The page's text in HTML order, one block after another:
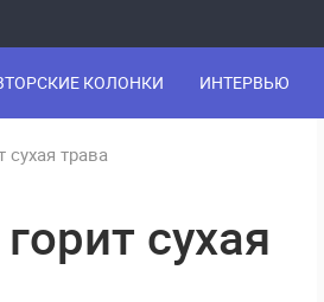
КОЛОНКИ ИНТЕРВЬЮ
трава
сухая